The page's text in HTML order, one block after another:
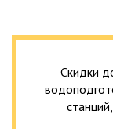
Скидки